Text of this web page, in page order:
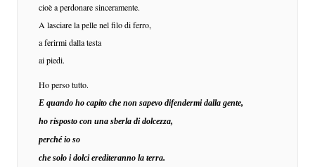
cioè a perdonare sinceramente.
A lasciare la pelle nel filo di ferro,
a ferirmi dalla testa
ai piedi.
Ho perso tutto.
E quando ho capito che non sapevo difendermi dalla gente,
ho risposto con una sberla di dolcezza,
perché io so
che solo i dolci erediteranno la terra.